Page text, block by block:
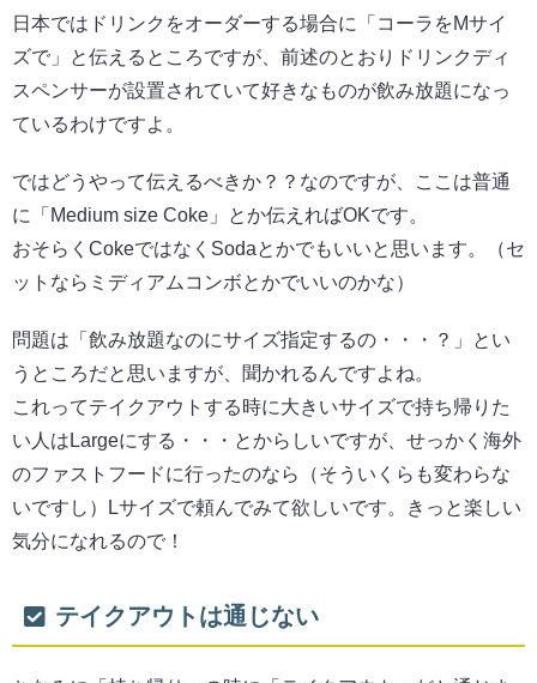
日本ではドリンクをオーダーする場合に「コーラをMサイ
ズで」と伝えるところですが、前述のとおりドリンクディ
スペンサーが設置されていて好きなものが飲み放題になっ
ているわけですよ。
ではどうやって伝えるべきか？？なのですが、ここは普通
に「Medium size Coke」とか伝えればOKです。
おそらくCokeではなくSodaとかでもいいと思います。（セ
ットならミディアムコンボとかでいいのかな）
問題は「飲み放題なのにサイズ指定するの・・・？」とい
うところだと思いますが、聞かれるんですよね。
これってテイクアウトする時に大きいサイズで持ち帰りた
い人はLargeにする・・・とからしいですが、せっかく海外
のファストフードに行ったのなら（そういくらも変わらな
いですし）Lサイズで頼んでみて欲しいです。きっと楽しい
気分になれるので！
テイクアウトは通じない